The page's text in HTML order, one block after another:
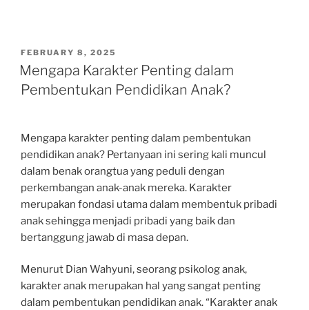
POSTED
ON
FEBRUARY 8, 2025
Mengapa Karakter Penting dalam
Pembentukan Pendidikan Anak?
Mengapa karakter penting dalam pembentukan
pendidikan anak? Pertanyaan ini sering kali muncul
dalam benak orangtua yang peduli dengan
perkembangan anak-anak mereka. Karakter
merupakan fondasi utama dalam membentuk pribadi
anak sehingga menjadi pribadi yang baik dan
bertanggung jawab di masa depan.
Menurut Dian Wahyuni, seorang psikolog anak,
karakter anak merupakan hal yang sangat penting
dalam pembentukan pendidikan anak. “Karakter anak